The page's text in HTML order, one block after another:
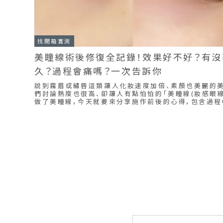
找開箱實測
美瞳線術後修復全記錄！效果好不好？有
久？過程會痛嗎？一次告訴你
說到霧眉或繡唇這類讓人化妝速度加倍、素顏也美麗的
們討論熱度也很高、卻讓人有點怕怕的「美瞳線(妝感眼
做了美瞳線，今天就要來分享施作前後的心得，包含過